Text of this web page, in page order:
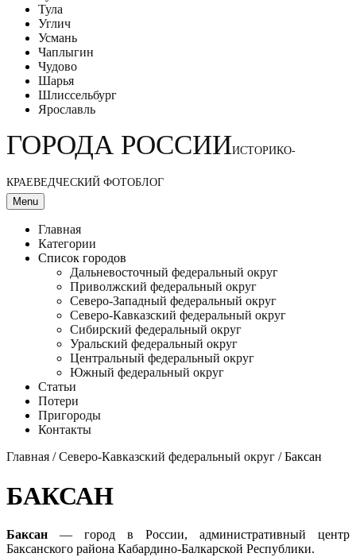
Тула
Углич
Усмань
Чаплыгин
Чудово
Шарья
Шлиссельбург
Ярославль
ГОРОДА РОССИИИСТОРИКО-
КРАЕВЕДЧЕСКИЙ ФОТОБЛОГ
Menu
Главная
Категории
Список городов
Дальневосточный федеральный округ
Приволжский федеральный округ
Северо-Западный федеральный округ
Северо-Кавказский федеральный округ
Сибирский федеральный округ
Уральский федеральный округ
Центральный федеральный округ
Южный федеральный округ
Статьи
Потери
Пригороды
Контакты
Главная /Северо-Кавказский федеральный округ / Баксан
БАКСАН
Баксан — город в России, административный центр
Баксанского района Кабардино-Балкарской Республики.